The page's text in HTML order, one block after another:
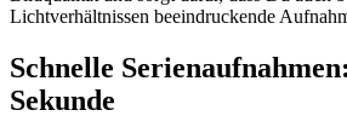
Lichtverhältnissen beeindruckende
Schnelle
Sekunde